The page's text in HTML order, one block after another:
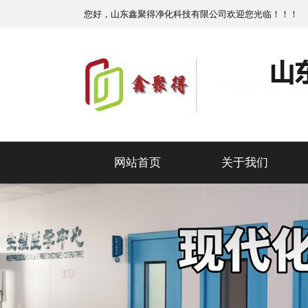
您好，山东鑫聚得净化科技有限公司欢迎您光临！！！
网站首页 关于我们